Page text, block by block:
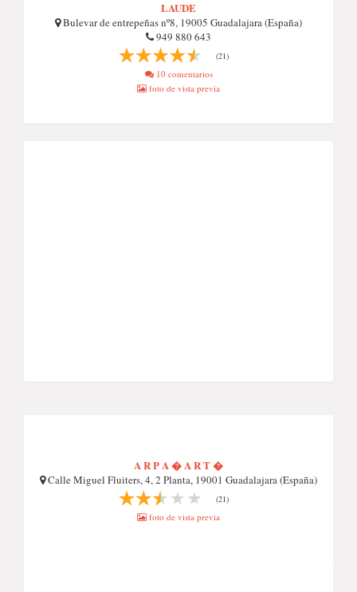
LAUDE
Bulevar de entrepeñas nº8, 19005 Guadalajara (España)
949 880 643
(21)
10 comentarios
foto de vista previa
A R P A � A R T �
Calle Miguel Fluiters, 4, 2 Planta, 19001 Guadalajara (España)
(21)
foto de vista previa